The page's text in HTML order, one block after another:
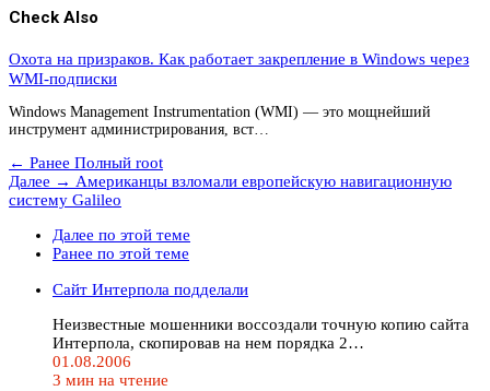
Check Also
Охота на призраков. Как работает закрепление в Windows через
WMI-подписки
Windows Management Instrumentation (WMI) — это мощнейший
инструмент администрирования, вст…
← Ранее Полный root
Далее → Американцы взломали европейскую навигационную
систему Galileo
Далее по этой теме
Ранее по этой теме
Сайт Интерпола подделали
Неизвестные мошенники воссоздали точную копию сайта
Интерпола, скопировав на нем порядка 2…
01.08.2006
3 мин на чтение